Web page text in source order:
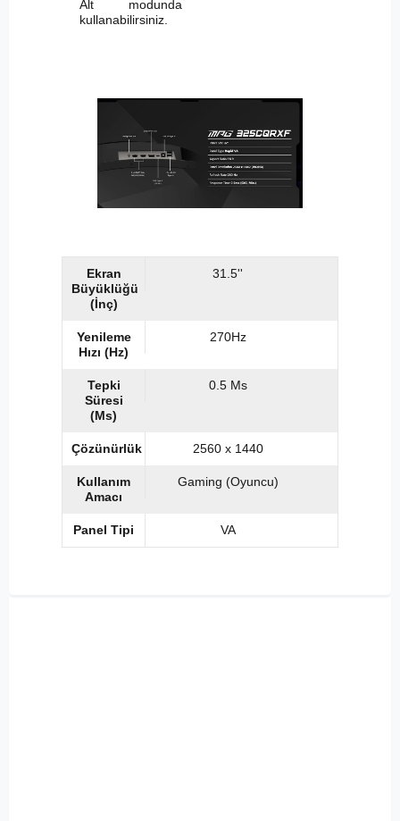
Alt modunda
kullanabilirsiniz.
Ekran
Büyüklüğü
(İnç)
31.5''
Yenileme
Hızı (Hz)
270Hz
Tepki
Süresi
(Ms)
0.5 Ms
Çözünürlük 2560 x 1440
Kullanım
Amacı
Gaming (Oyuncu)
Panel Tipi VA